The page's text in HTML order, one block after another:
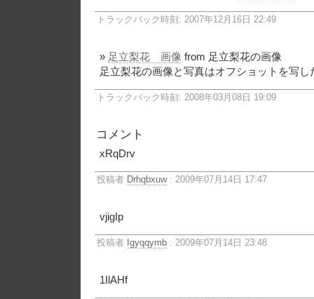
トラックバック時刻: 2007年12月16日 22:49
» 足立梨花 画像 from 足立梨花の画像
足立梨花の画像と写真はオフショットを写
トラックバック時刻: 2008年03月08日 19:09
コメント
xRqDrv
投稿者 Drhqbxuw: 2009年07月14日 17:47
vjigIp
投稿者 Igyqqymb : 2009年07月14日 23:48
1IlAHf